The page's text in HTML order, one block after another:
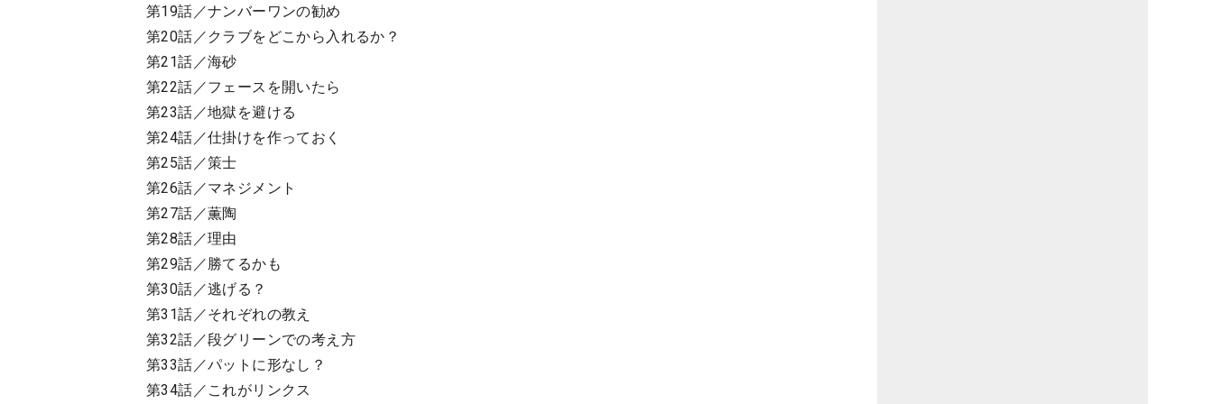
第19話／ナンバーワンの勧め
第20話／クラブをどこから入れるか？
第21話／海砂
第22話／フェースを開いたら
第23話／地獄を避ける
第24話／仕掛けを作っておく
第25話／策士
第26話／マネジメント
第27話／薫陶
第28話／理由
第29話／勝てるかも
第30話／逃げる？
第31話／それぞれの教え
第32話／段グリーンでの考え方
第33話／パットに形なし？
第34話／これがリンクス